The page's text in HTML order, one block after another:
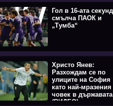
Гол в 16-ата
смълча ПАОК и
„Тумба“
Христо Янев:
Разхождам се по
улиците на София
като най-мразения
човек в държавата
(ВИДЕО)